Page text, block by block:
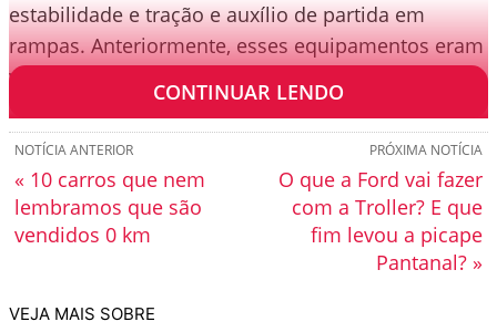
estabilidade e tração e auxílio de partida em
rampas. Anteriormente, esses equipamentos eram
vinculados ao pacote opcional S-Design.
CONTINUAR LENDO
PRÓXIMA NOTÍCIA
O que a Ford vai fazer
com a Troller? E que
fim levou a picape
Pantanal? »
NOTÍCIA ANTERIOR
« 10 carros que nem
lembramos que são
vendidos 0 km
VEJA MAIS SOBRE